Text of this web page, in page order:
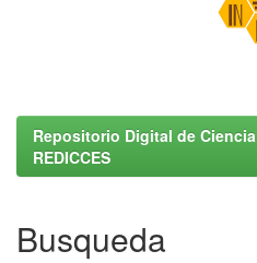
Repositorio Digital de
REDICCES
Busqueda